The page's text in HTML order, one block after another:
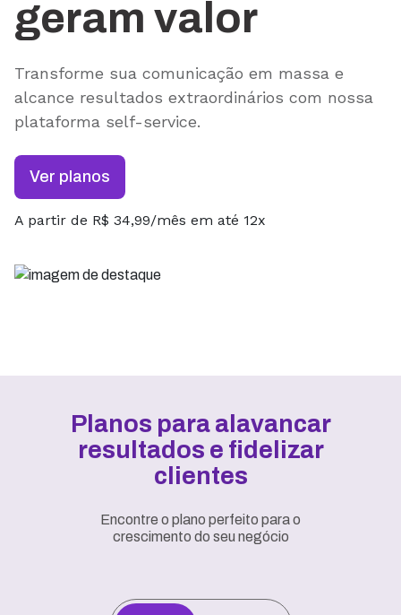
geram valor
Transforme sua comunicação em massa e
alcance resultados extraordinários com nossa
plataforma self-service.
Ver planos
A partir de R$ 34,99/mês em até 12x
Planos para alavancar
resultados e fidelizar
clientes
Encontre o plano perfeito para o
crescimento do seu negócio